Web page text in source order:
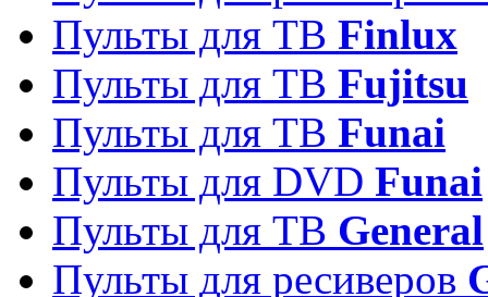
Пульты для ТВ Finlux
Пульты для ТВ Fujitsu
Пульты для ТВ Funai
Пульты для DVD Funai
Пульты для ТВ General
Пульты для ресиверов